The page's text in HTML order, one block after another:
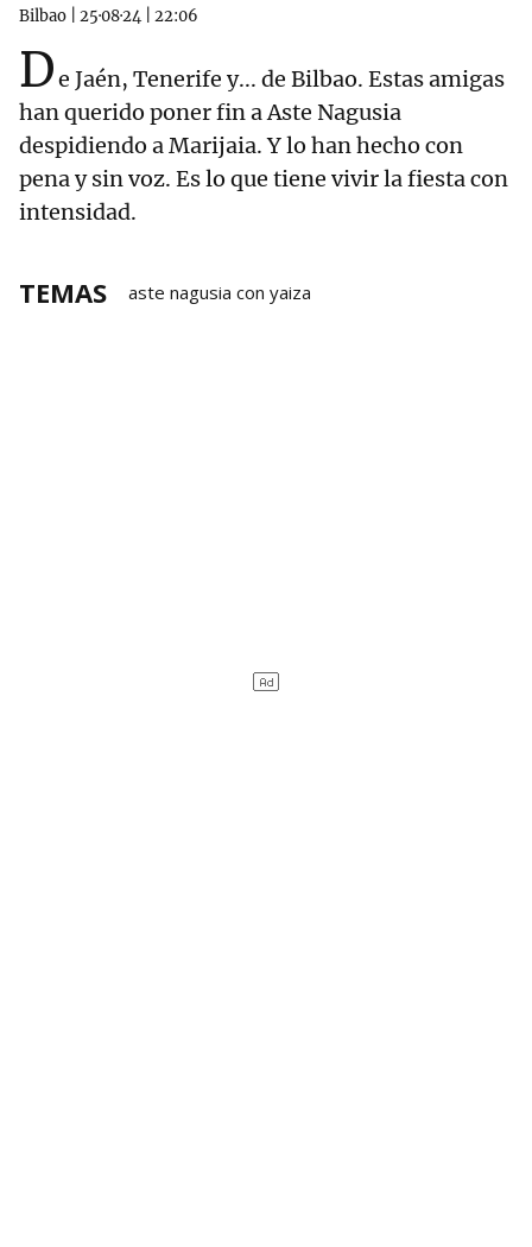
Bilbao
25·08·24 22:06
De Jaén, Tenerife y... de Bilbao. Estas amigas
han querido poner fin a Aste Nagusia
despidiendo a Marijaia. Y lo han hecho con
pena y sin voz. Es lo que tiene vivir la fiesta con
intensidad.
TEMAS aste nagusia con yaiza